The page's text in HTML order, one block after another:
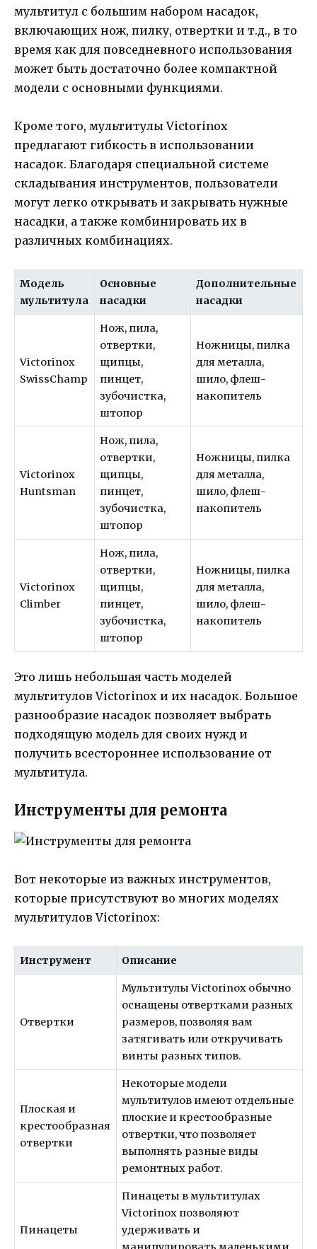
мультитул с большим набором насадок,
включающих нож, пилку, отвертки и т.д., в то
время как для повседневного использования
может быть достаточно более компактной
модели с основными функциями.
Кроме того, мультитулы Victorinox
предлагают гибкость в использовании
насадок. Благодаря специальной системе
складывания инструментов, пользователи
могут легко открывать и закрывать нужные
насадки, а также комбинировать их в
различных комбинациях.
Модель
мультитула
Основные
насадки
Дополнительные
насадки
Victorinox
SwissChamp
Нож, пила,
отвертки,
щипцы,
пинцет,
зубочистка,
штопор
Ножницы, пилка
для металла,
шило, флеш-
накопитель
Victorinox
Huntsman
Нож, пила,
отвертки,
щипцы,
пинцет,
зубочистка,
штопор
Ножницы, пилка
для металла,
шило, флеш-
накопитель
Victorinox
Climber
Нож, пила,
отвертки,
щипцы,
пинцет,
зубочистка,
штопор
Ножницы, пилка
для металла,
шило, флеш-
накопитель
Это лишь небольшая часть моделей
мультитулов Victorinox и их насадок. Большое
разнообразие насадок позволяет выбрать
подходящую модель для своих нужд и
получить всестороннее использование от
мультитула.
Инструменты для ремонта
Вот некоторые из важных инструментов,
которые присутствуют во многих моделях
мультитулов Victorinox:
Инструмент Описание
Отвертки
Мультитулы Victorinox обычно
оснащены отвертками разных
размеров, позволяя вам
затягивать или откручивать
винты разных типов.
Плоская и
крестообразная
отвертки
Некоторые модели
мультитулов имеют отдельные
плоские и крестообразные
отвертки, что позволяет
выполнять разные виды
ремонтных работ.
Пинацеты
Пинацеты в мультитулах
Victorinox позволяют
удерживать и